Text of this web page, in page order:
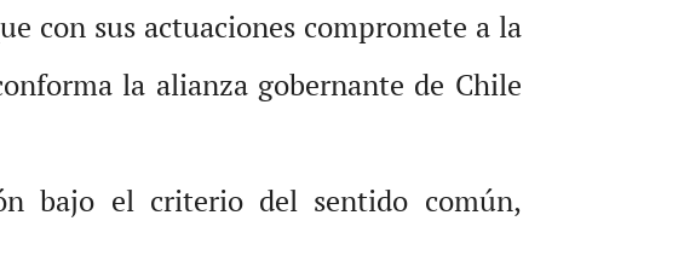
con sus actuaciones compromete a la
la alianza gobernante de Chile
bajo el criterio del sentido común,